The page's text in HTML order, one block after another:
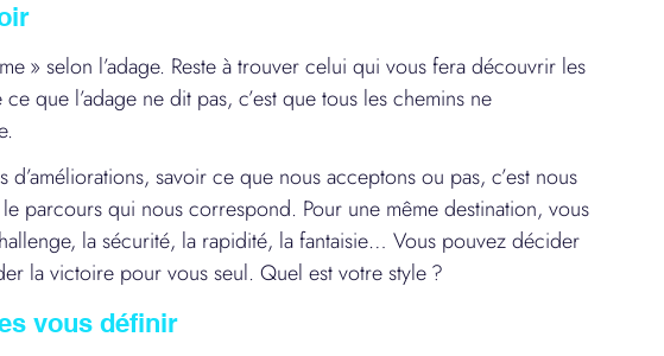
» selon l’adage. Reste à trouver celui qui vous fera découvrir les
que l’adage ne dit pas, c’est que tous les chemins ne
savoir ce que nous acceptons ou pas, c’est nous
parcours qui nous correspond. Pour une même destination, vous
la sécurité, la rapidité, la fantaisie… Vous pouvez décider
la victoire pour vous seul. Quel est votre style ?
vous définir